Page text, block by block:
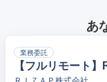
あ
業務委託
【フルリモート